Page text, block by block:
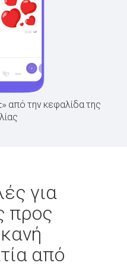
από την κεφαλίδα της
για
προς
από